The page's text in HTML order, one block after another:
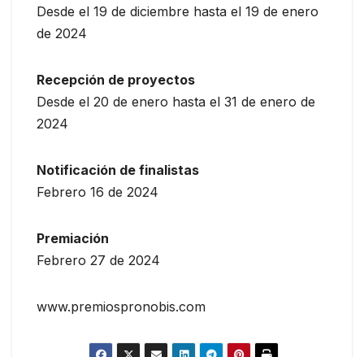
Desde el 19 de diciembre hasta el 19 de enero
de 2024
Recepción de proyectos
Desde el 20 de enero hasta el 31 de enero de
2024
Notificación de finalistas
Febrero 16 de 2024
Premiación
Febrero 27 de 2024
www.premiospronobis.com